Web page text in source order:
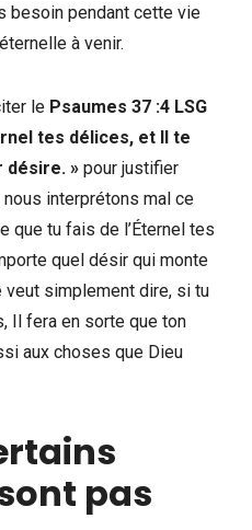
besoin pendant cette vie
à venir.
le Psaumes 37 :4 LSG
tes délices, et Il te
désire. » pour justifier
interprétons mal ce
que tu fais de l’Éternel tes
quel désir qui monte
simplement dire, si tu
Il fera en sorte que ton
aux choses que Dieu
pas